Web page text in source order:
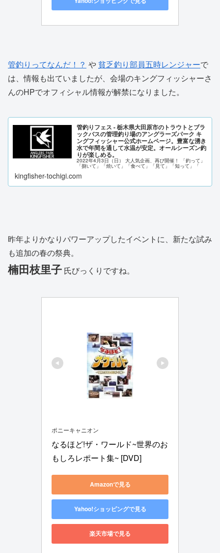
管釣りってなんだ！？ や貧乏釣り部員五時レンジャーで
は、情報も出ていましたが、会場のキングフィッシャーさ
んのHPでオフィシャル情報が解禁になりました。
管釣りフェス - 栃木県大田原市のトラウトとブラ
ックバスの管理釣り場のアングラーズパーク キ
ングフィッシャー公式ホームページ。豊富な湧き
水で年間を通して水温が安定。オールシーズン釣
りが楽しめる。
2022年4月3日（日） 大人気企画、再び開催！ 「釣って」
「捌いて」「焼いて」「食べて」「見て」「知って」「
kingfisher-tochigi.com
昨年よりかなりパワーアップしたイベントに、新たな試み
も追加の春の祭典。
楠田枝里子 氏びっくりですね。
ポニーキャニオン
なるほど!ザ・ワールド~世界のお
もしろレポート集~ [DVD]
Amazonで見る
Yahoo!ショッピングで見る
楽天市場で見る